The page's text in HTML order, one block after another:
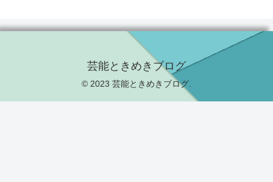
芸能ときめきブログ
© 2023 芸能ときめきブログ.